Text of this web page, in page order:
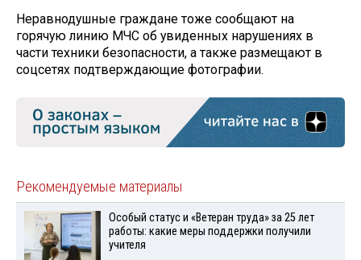
Неравнодушные граждане тоже сообщают на
горячую линию МЧС об увиденных нарушениях в
части техники безопасности, а также размещают в
соцсетях подтверждающие фотографии.
Рекомендуемые материалы
Особый статус и «Ветеран труда» за 25 лет
работы: какие меры поддержки получили
учителя